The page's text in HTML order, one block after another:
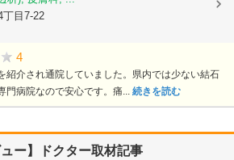
丁目7-22
4
紹介され通院していました。県内では少ない結石
門病院なので安心です。痛... 続きを読む
ー】ドクター取材記事